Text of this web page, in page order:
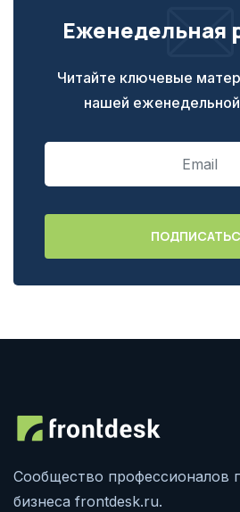
Еженедельная
Читайте ключевые
нашей
Сообщество профессионалов
бизнеса frontdesk.ru.